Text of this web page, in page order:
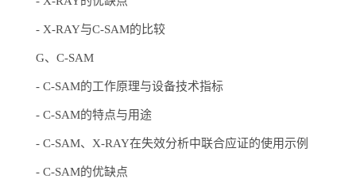
- X-RAY与C-SAM的比较
G、C-SAM
- C-SAM的工作原理与设备技术指标
- C-SAM的特点与用途
- C-SAM、X-RAY在失效分析中联合应证的使用示例
- C-SAM的优缺点